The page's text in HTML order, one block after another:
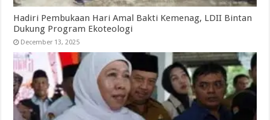
Hadiri Pembukaan Hari Amal Bakti Kemenag, LDII Bintan
Dukung Program Ekoteologi
December 13, 2025